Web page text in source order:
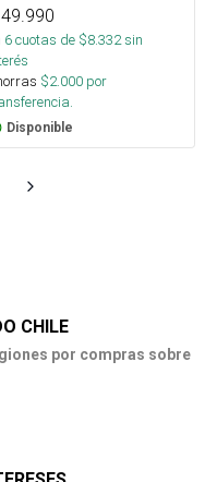
49.990
6cuotas de $8.332sin
$2.000 por
Disponible
CHILE
por compras sobre